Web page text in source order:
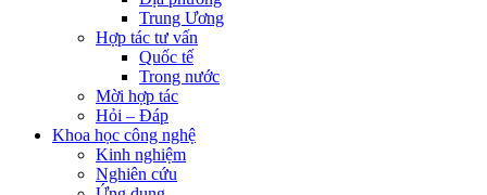
Trung Ương
Hợp tác tư vấn
Quốc tế
Trong nước
Mời hợp tác
Hỏi – Đáp
Khoa học công nghệ
Kinh nghiệm
Nghiên cứu